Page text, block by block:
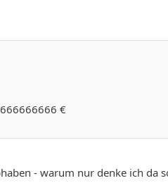
€
- warum nur denke ich da